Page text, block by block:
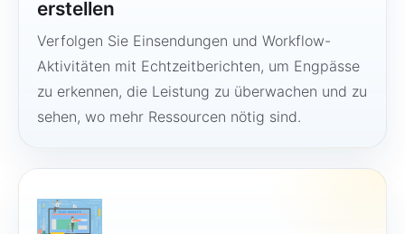
erstellen
Verfolgen Sie Einsendungen und Workflow-
Aktivitäten mit Echtzeitberichten, um Engpässe
zu erkennen, die Leistung zu überwachen und zu
sehen, wo mehr Ressourcen nötig sind.